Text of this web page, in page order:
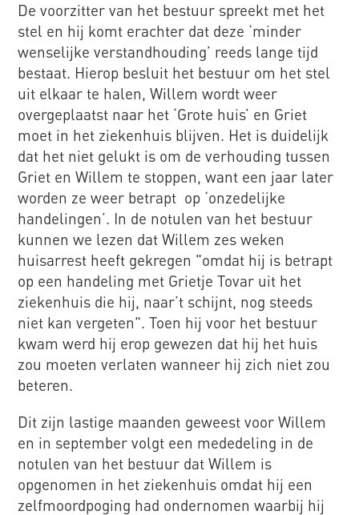
De voorzitter van het bestuur spreekt met het
stel en hij komt erachter dat deze ‘minder
wenselijke verstandhouding’ reeds lange tijd
bestaat. Hierop besluit het bestuur om het stel
uit elkaar te halen, Willem wordt weer
overgeplaatst naar het ‘Grote huis’ en Griet
moet in het ziekenhuis blijven. Het is duidelijk
dat het niet gelukt is om de verhouding tussen
Griet en Willem te stoppen, want een jaar later
worden ze weer betrapt op ‘onzedelijke
handelingen’. In de notulen van het bestuur
kunnen we lezen dat Willem zes weken
huisarrest heeft gekregen "omdat hij is betrapt
op een handeling met Grietje Tovar uit het
ziekenhuis die hij, naar’t schijnt, nog steeds
niet kan vergeten". Toen hij voor het bestuur
kwam werd hij erop gewezen dat hij het huis
zou moeten verlaten wanneer hij zich niet zou
beteren.
Dit zijn lastige maanden geweest voor Willem
en in september volgt een mededeling in de
notulen van het bestuur dat Willem is
opgenomen in het ziekenhuis omdat hij een
zelfmoordpoging had ondernomen waarbij hij